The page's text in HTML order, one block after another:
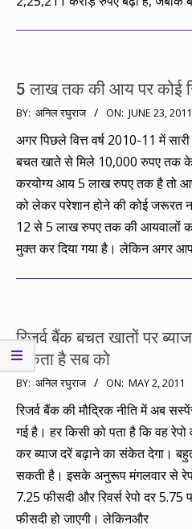
5 लाख तक की आय पर कोई
2011-
BY: अनिल रघुराज ON: JUNE 23, 2011
अगर पिछले वित्त वर्ष 2010-11 में
बचत खाते से मिले 10,000 रुपए तक
करयोग्य आय 5 लाख रुपए तक है तो
को लेकर परेशान होने की कोई जरूरत
12 से 5 लाख रुपए तक की आयवालों
मुक्त कर दिया गया है। लेकिन अगर
रिजर्व बैंक बचत खातों पर
सकता है सब को
2011-
05-
02
BY: अनिल रघुराज ON: MAY 2, 2011
रिजर्व बैंक की मौद्रिक नीति में अब
गई है। हर किसी को पता है कि वह रेपो
कर ब्याज दरें बढ़ाने का संकेत देगा।
सकती है। इसके अनुरूप मंगलवार से
7.25 फीसदी और रिवर्स रेपो दर
फीसदी हो जाएगी। लेकिनऔर